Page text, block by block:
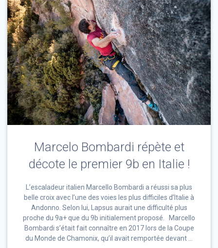
Marcelo Bombardi répète et
décote le premier 9b en Italie !
L’escaladeur italien Marcello Bombardi a réussi sa plus
belle croix avec l’une des voies les plus difficiles d’Italie à
Andonno. Selon lui, Lapsus aurait une difficulté plus
proche du 9a+ que du 9b initialement proposé. Marcello
Bombardi s’était fait connaître en 2017 lors de la Coupe
du Monde de Chamonix, qu’il avait remportée devant …